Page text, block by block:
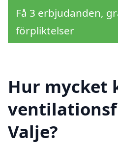
Få 3 erbjudanden,
förpliktelser
Hur mycket
Valje?